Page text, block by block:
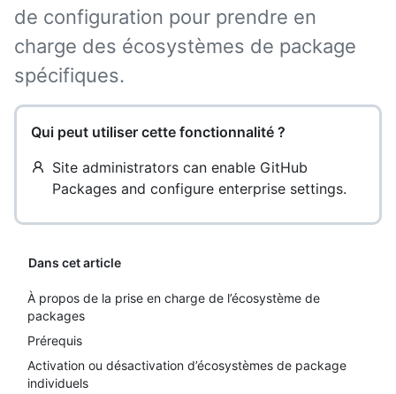
de configuration pour prendre en
charge des écosystèmes de package
spécifiques.
Qui peut utiliser cette fonctionnalité ?
Site administrators can enable GitHub
Packages and configure enterprise settings.
Dans cet article
À propos de la prise en charge de l’écosystème de
packages
Prérequis
Activation ou désactivation d’écosystèmes de package
individuels